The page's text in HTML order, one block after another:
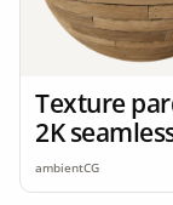
Texture
2K
ambientCG